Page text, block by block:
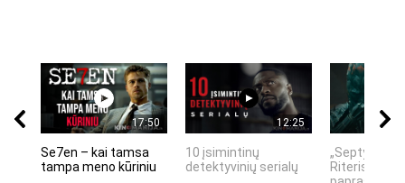
17:50
Se7en – kai tamsa
tampa meno kūriniu
12:25
10 įsimintinų
detektyvinių serialų
„Septynių
Riteris" – kai